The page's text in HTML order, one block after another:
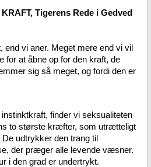
Tigerens Rede i Gedved
end vi aner. Meget mere end vi vil
for at åbne op for den kraft, de
sig så meget, og fordi den er
finder vi seksualiteten
to største kræfter, som utrætteligt
udtrykker den trang til
der præger alle levende væsner.
i den grad er undertrykt.